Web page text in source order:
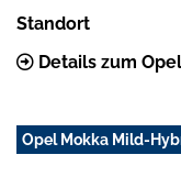
Standort
Details zum
Opel Mokka Mild-